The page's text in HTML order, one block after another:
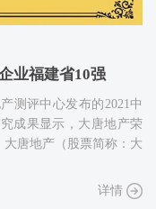
业福建省10强
测评中心发布的2021中
成果显示，大唐地产荣
大唐地产（股票简称：大
详情